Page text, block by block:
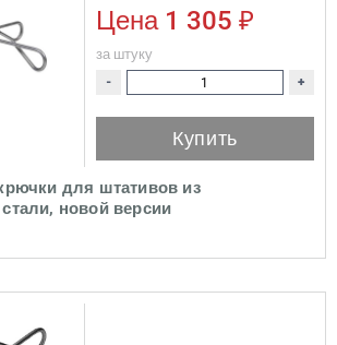
для штативов из
новой версии
Цена 1 305 ₽
за штуку
- +
Купить